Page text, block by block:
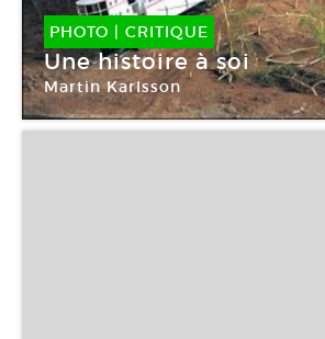
PHOTO | CRITIQUE
Une histoire à soi
Martin Karlsson